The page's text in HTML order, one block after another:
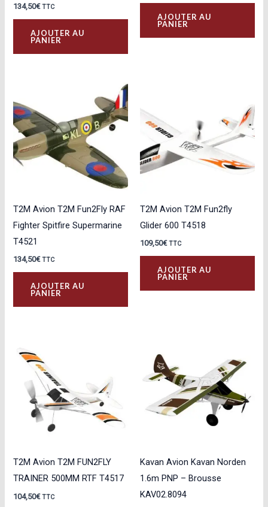
134,50€ TTC
AJOUTER AU
PANIER
AJOUTER AU
PANIER
T2M Avion T2M Fun2Fly RAF
Fighter Spitfire Supermarine
T4521
134,50€ TTC
AJOUTER AU
PANIER
T2M Avion T2M Fun2fly
Glider 600 T4518
109,50€ TTC
AJOUTER AU
PANIER
T2M Avion T2M FUN2FLY
TRAINER 500MM RTF T4517
104,50€ TTC
Kavan Avion Kavan Norden
1.6m PNP – Brousse
KAV02.8094